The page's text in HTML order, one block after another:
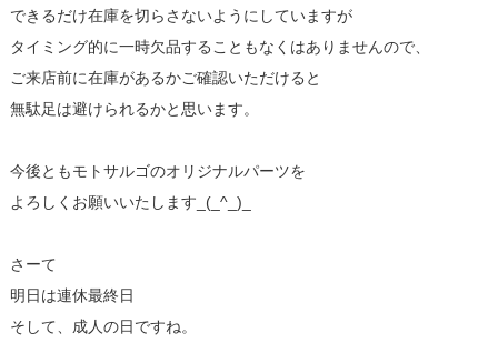
できるだけ在庫を切らさないようにしていますが
タイミング的に一時欠品することもなくはありませんので、
ご来店前に在庫があるかご確認いただけると
無駄足は避けられるかと思います。
今後ともモトサルゴのオリジナルパーツを
よろしくお願いいたします_(_^_)_
さーて
明日は連休最終日
そして、成人の日ですね。